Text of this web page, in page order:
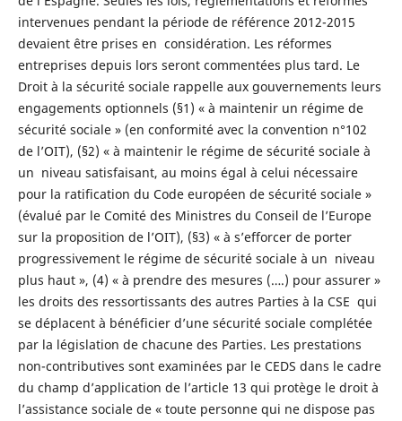
intervenues pendant la période de référence 2012-2015
devaient être prises en considération. Les réformes
entreprises depuis lors seront commentées plus tard. Le
Droit à la sécurité sociale rappelle aux gouvernements leurs
engagements optionnels (§1) « à maintenir un régime de
sécurité sociale » (en conformité avec la convention n°102
de l’OIT), (§2) « à maintenir le régime de sécurité sociale à
un niveau satisfaisant, au moins égal à celui nécessaire
pour la ratification du Code européen de sécurité sociale »
(évalué par le Comité des Ministres du Conseil de l’Europe
sur la proposition de l’OIT), (§3) « à s’efforcer de porter
progressivement le régime de sécurité sociale à un niveau
plus haut », (4) « à prendre des mesures (….) pour assurer »
les droits des ressortissants des autres Parties à la CSE qui
se déplacent à bénéficier d’une sécurité sociale complétée
par la législation de chacune des Parties. Les prestations
non-contributives sont examinées par le CEDS dans le cadre
du champ d’application de l’article 13 qui protège le droit à
l’assistance sociale de « toute personne qui ne dispose pas